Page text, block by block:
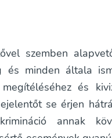
szemben
és minden általa
és
se érjen
annak